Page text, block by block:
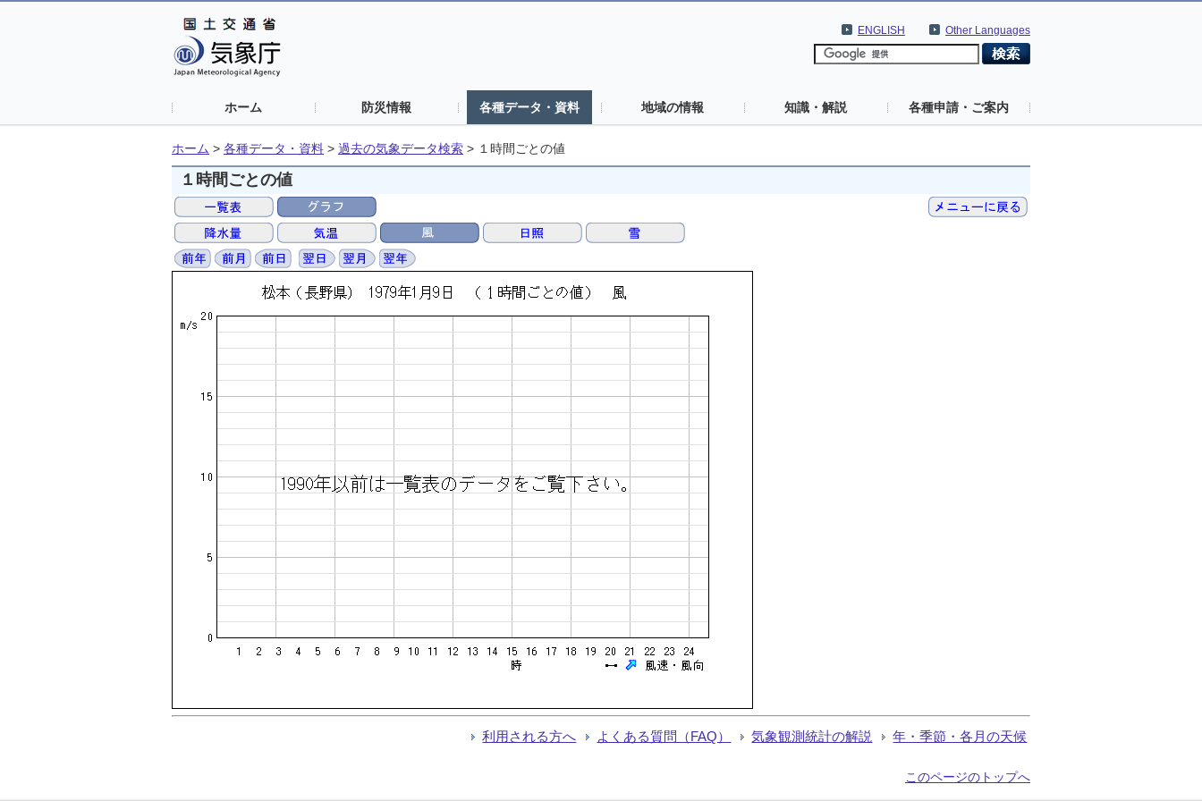
Other Languages
ENGLISH
ホーム 防災情報 各種データ・資料 地域の情報 知識・解説 各種申請・ご案内
ホーム > 各種データ・資料 > 過去の気象データ検索 > １時間ごとの値
１時間ごとの値
利用される方へ よくある質問（FAQ） 気象観測統計の解説 年・季節・各月の天候
このページのトップへ